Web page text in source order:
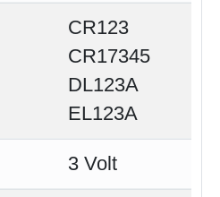
CR123
CR17345
DL123A
EL123A
3 Volt